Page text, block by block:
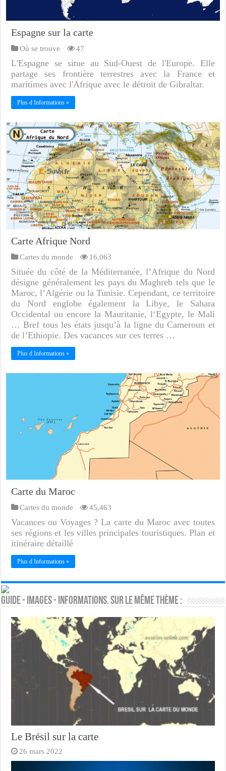
Espagne sur la carte
Où se trouve 47
L'Espagne se situe au Sud-Ouest de l'Europe. Elle
partage ses frontière terrestres avec la France et
maritimes avec l'Afrique avec le détroit de Gibraltar.
Plus d Informations »
Carte Afrique Nord
Cartes du monde 16,063
Située du côté de la Méditerranée, l’Afrique du Nord
désigne généralement les pays du Maghreb tels que le
Maroc, l’Algérie ou la Tunisie. Cependant, ce territoire
du Nord englobe également la Libye, le Sahara
Occidental ou encore la Mauritanie, l‘Egypte, le Mali
… Bref tous les états jusqu’à la ligne du Cameroun et
de l’Ethiopie. Des vacances sur ces terres …
Plus d Informations »
Carte du Maroc
Cartes du monde 45,463
Vacances ou Voyages ? La carte du Maroc avec toutes
ses régions et les villes principales touristiques. Plan et
itinéraire détaillé
Plus d Informations »
Guide - Images - Informations. Sur le même thème :
Le Brésil sur la carte
26 mars 2022